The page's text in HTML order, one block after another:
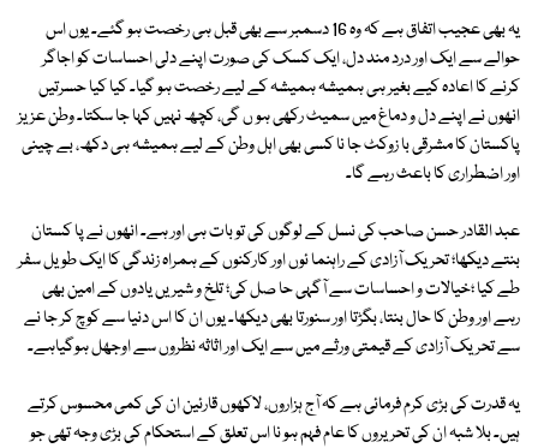
یہ بھی عجیب اتفاق ہے کہ وہ 16 دسمبر سے بھی قبل ہی رخصت ہو گئے۔ یوں اس
حوالے سے ایک اور درد مند دل، ایک کسک کی صورت اپنے دلی احساسات کو اجاگر
کرنے کا اعادہ کیے بغیر ہی ہمیشہ ہمیشہ کے لیے رخصت ہو گیا۔ کیا کیا حسرتیں
انھوں نے اپنے دل و دماغ میں سمیٹ رکھی ہو ں گی، کچھ نہیں کہا جا سکتا۔ وطن عزیز
پاکستان کا مشرقی با زوکٹ جا نا کسی بھی اہل وطن کے لیے ہمیشہ ہی دکھ، بے چینی
اور اضطراری کا باعث رہے گا۔
عبد القادر حسن صاحب کی نسل کے لوگوں کی تو بات ہی اور ہے۔ انھوں نے پا کستان
بنتے دیکھا؛ تحریک آزادی کے راہنما ئوں اور کارکنوں کے ہمراہ زندگی کا ایک طویل سفر
طے کیا ؛خیالات و احساسات سے آگہی حا صل کی؛ تلخ و شیریں یادوں کے امین بھی
رہے اور وطن کا حال بنتا، بگڑتا اور سنورتا بھی دیکھا۔ یوں ان کا اس دنیا سے کوچ کر جا نے
سے تحریک آزادی کے قیمتی ورثے میں سے ایک اور اثاثہ نظروں سے اوجھل ہوگیاہے۔
یہ قدرت کی بڑی کرم فرمائی ہے کہ آج ہزاروں، لاکھوں قارئین ان کی کمی محسوس کرتے
ہیں۔ بلا شبہ ان کی تحریروں کا عام فہم ہو نا اس تعلق کے استحکام کی بڑی وجہ تھی جو